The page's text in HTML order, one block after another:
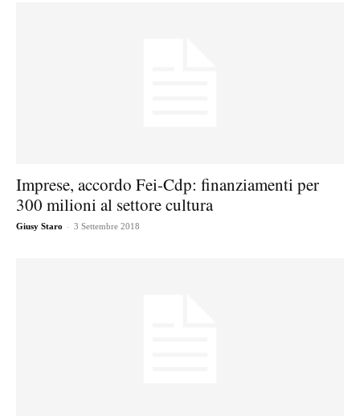
Imprese, accordo Fei-Cdp: finanziamenti per
300 milioni al settore cultura
Giusy Staro - 3 Settembre 2018